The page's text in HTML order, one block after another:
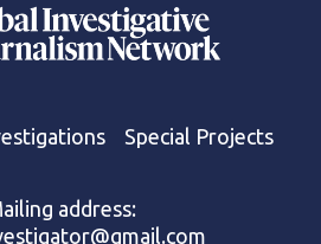
Special Projects
address: